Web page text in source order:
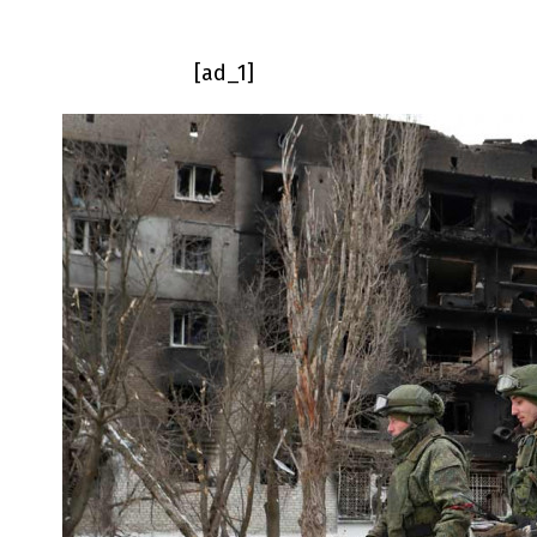
[ad_1]